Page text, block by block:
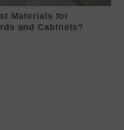
Materials for
and Cabinets?